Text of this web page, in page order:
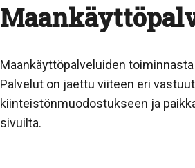
Maankäyttöpalveluiden
Palvelut on jaettu viiteen eri
kiinteistönmuodostukseen ja
sivuilta.